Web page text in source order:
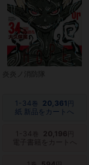
炎炎ノ消防隊
1-34巻 20,361 円
紙 新品をカートへ
1-34 巻 20,196
電子書籍をカートへ